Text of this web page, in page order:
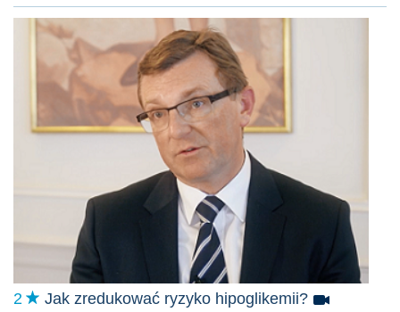
2 Jak zredukować ryzyko hipoglikemii?